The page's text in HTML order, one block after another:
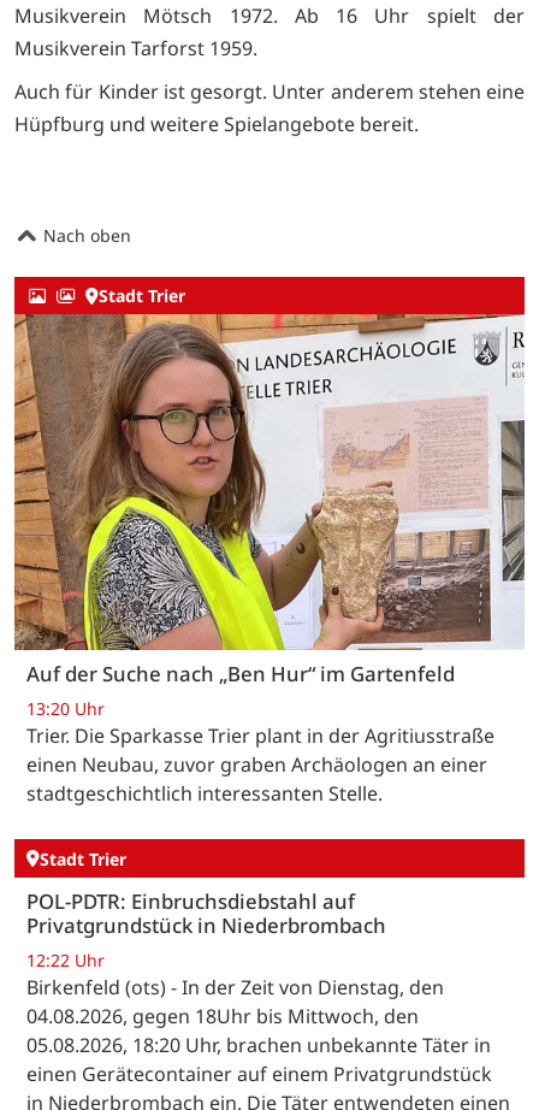
Musikverein Mötsch 1972. Ab 16 Uhr spielt der
Musikverein Tarforst 1959.
Auch für Kinder ist gesorgt. Unter anderem stehen eine
Hüpfburg und weitere Spielangebote bereit.
Nach oben
Stadt Trier
Auf der Suche nach „Ben Hur“ im Gartenfeld
13:20 Uhr
Trier. Die Sparkasse Trier plant in der Agritiusstraße
einen Neubau, zuvor graben Archäologen an einer
stadtgeschichtlich interessanten Stelle.
Stadt Trier
POL-PDTR: Einbruchsdiebstahl auf
Privatgrundstück in Niederbrombach
12:22 Uhr
Birkenfeld (ots) - In der Zeit von Dienstag, den
04.08.2026, gegen 18Uhr bis Mittwoch, den
05.08.2026, 18:20 Uhr, brachen unbekannte Täter in
einen Gerätecontainer auf einem Privatgrundstück
in Niederbrombach ein. Die Täter entwendeten einen